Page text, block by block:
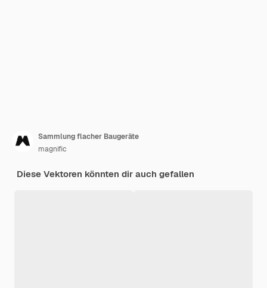
Sammlung flacher Baugeräte
magnific
Diese Vektoren könnten dir auch gefallen